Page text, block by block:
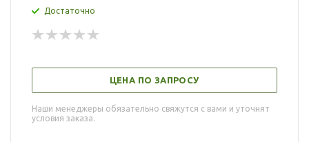
Достаточно
ЦЕНА ПО ЗАПРОСУ
Наши менеджеры обязательно свяжутся с вами и уточнят
условия заказа.